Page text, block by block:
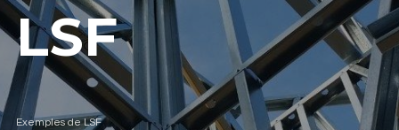
LSF
Exemples de LSF